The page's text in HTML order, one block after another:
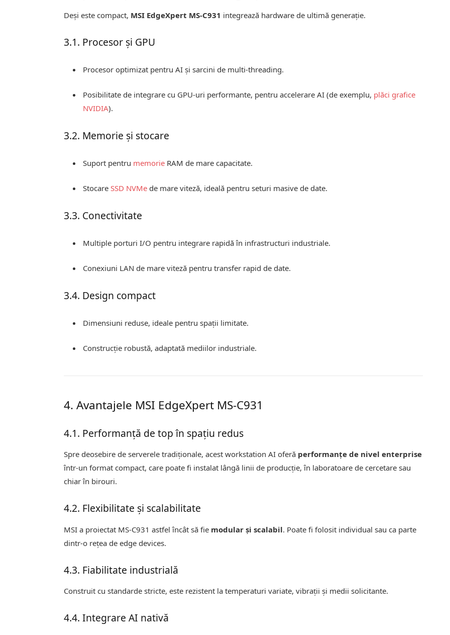
Deși este compact, MSI EdgeXpert MS-C931 integrează hardware de ultimă generație.
3.1. Procesor și GPU
Procesor optimizat pentru AI și sarcini de multi-threading.
Posibilitate de integrare cu GPU-uri performante, pentru accelerare AI (de exemplu, plăci grafice
NVIDIA).
3.2. Memorie și stocare
Suport pentru memorie RAM de mare capacitate.
StocareSSD NVMe de mare viteză, ideală pentru seturi masive de date.
3.3. Conectivitate
Multiple porturi I/O pentru integrare rapidă în infrastructuri industriale.
Conexiuni LAN de mare viteză pentru transfer rapid de date.
3.4. Design compact
Dimensiuni reduse, ideale pentru spații limitate.
Construcție robustă, adaptată mediilor industriale.
4. Avantajele MSI EdgeXpert MS-C931
4.1. Performanță de top în spațiu redus
Spre deosebire de serverele tradiționale, acest workstation AI oferă performanțe de nivel enterprise
într-un format compact, care poate fi instalat lângă linii de producție, în laboratoare de cercetare sau
chiar în birouri.
4.2. Flexibilitate și scalabilitate
MSI a proiectat MS-C931 astfel încât să fie modular și scalabil. Poate fi folosit individual sau ca parte
dintr-o rețea de edge devices.
4.3. Fiabilitate industrială
Construit cu standarde stricte, este rezistent la temperaturi variate, vibrații și medii solicitante.
4.4. Integrare AI nativă